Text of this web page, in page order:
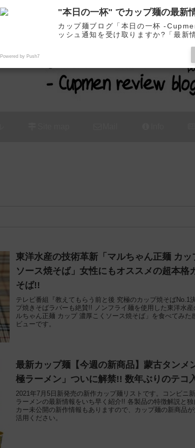
カップ麺の新商品をレビュー / アレンジ
東洋水産の技術革新「マルちゃん正麺 カッ
ソース焼そば」女性にもオススメの超本格
そば!!
テレビ番組『教えてもらう前と後 究極のカップ焼そばNo.1
プ焼きそばラバーも絶賛!! ノンフライ麺を使用した東洋水
ルちゃん正麺 カップ 濃厚こくソース焼そば」を食べてみた
ビューです。
最新カップ麺【今週の新商品】蒙古タンメ
極ラーメン」ついに解禁!! 数年ぶりのテ
2021年7月5日新発売の新作カップ麺リストです。コンビニ
ラーメンの最新情報をいち早く紹介!! 各製品の特徴解説と
カー未公開の新作情報もありますので、カップ麺の新商品
活用ください。
"本日の一杯" でカップ麺の最新
カップ麺ブログ「本日の一杯 -
ッシュ通知を受け取りますか?「最新
Powered by Push7